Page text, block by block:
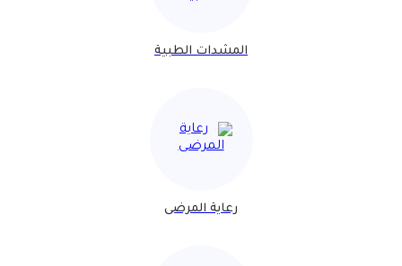
المشدات الطبية
رعاية المرضى